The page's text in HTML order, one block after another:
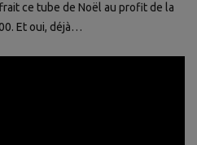
ce tube de Noël au profit de la
Et oui, déjà…